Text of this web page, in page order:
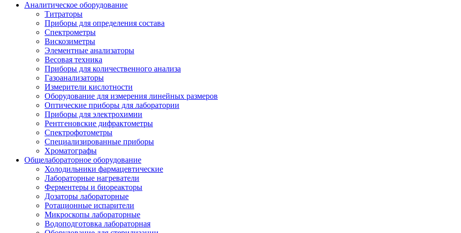
Аналитическое оборудование
Титраторы
Приборы для определения состава
Спектрометры
Вискозиметры
Элементные анализаторы
Весовая техника
Приборы для количественного анализа
Газоанализаторы
Измерители кислотности
Оборудование для измерения линейных размеров
Оптические приборы для лаборатории
Приборы для электрохимии
Рентгеновские дифрактометры
Спектрофотометры
Специализированные приборы
Хроматографы
Общелабораторное оборудование
Холодильники фармацевтические
Лабораторные нагреватели
Ферментеры и биореакторы
Дозаторы лабораторные
Ротационные испарители
Микроскопы лабораторные
Водоподготовка лабораторная